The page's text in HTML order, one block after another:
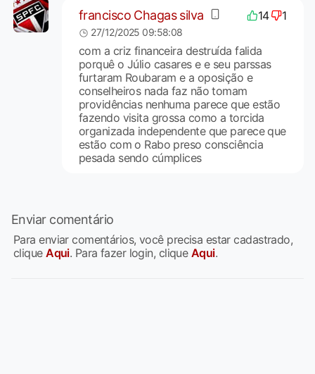
francisco Chagas silva 14 1
27/12/2025 09:58:08
com a criz financeira destruída falida
porquê o Júlio casares e e seu parssas
furtaram Roubaram e a oposição e
conselheiros nada faz não tomam
providências nenhuma parece que estão
fazendo visita grossa como a torcida
organizada independente que parece que
estão com o Rabo preso consciência
pesada sendo cúmplices
Enviar comentário
Para enviar comentários, você precisa estar cadastrado,
cliqueAqui. Para fazer login, clique Aqui.